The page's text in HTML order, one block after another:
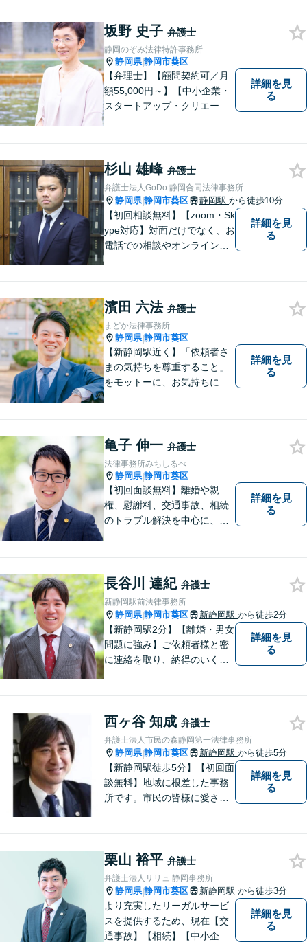
坂野 史子 弁護士
静岡のぞみ法律特許事務所
静岡県|静岡市葵区
【弁理士】【顧問契約可／月
額55,000円～】【中小企業・
スタートアップ・クリエータ
標、著作権、不正競争防止法
の専門知識・経験豊富」「リ
ーガルフォースの高精度契約
書チェック」
詳細を見
る
杉山 雄峰 弁護士
弁護士法人GoDo 静岡合同法律事務所
静岡県|静岡市葵区 静岡駅 から徒歩10分
【初回相談無料】【zoom・Sk
ype対応】対面だけでなく、お
電話での相談やオンライン相
だける最善の解決を目指しま
す。【ウェブ予約システムで
迅速な対応】
詳細を見
る
濱田 六法 弁護士
まどか法律事務所
静岡県|静岡市葵区
【新静岡駅近く】「依頼者さ
まの気持ちを尊重すること」
をモットーに、お気持ちに寄
ご相談ください【交通事故】
豊富な経験と実績で早期に解
決
詳細を見
る
亀子 伸一 弁護士
法律事務所みちしるべ
静岡県|静岡市葵区
【初回面談無料】離婚や親
権、慰謝料、交通事故、相続
のトラブル解決を中心に、一
談も、お任せください。【静
岡市の弁護士】
詳細を見
る
長谷川 達紀 弁護士
新静岡駅前法律事務所
静岡県|静岡市葵区 新静岡駅 から徒歩2分
【新静岡駅2分】【離婚・男女
問題に強み】ご依頼者様と密
に連絡を取り、納得のいく解
的に行っております。お困り
でしたら、お気軽にご相談く
ださい！
詳細を見
る
西ヶ谷 知成 弁護士
弁護士法人市民の森静岡第一法律事務所
静岡県|静岡市葵区 新静岡駅 から徒歩5分
【新静岡駅徒歩5分】【初回面
談無料】地域に根差した事務
所です。市民の皆様に愛され
軽にご連絡ください。
詳細を見
る
栗山 裕平 弁護士
弁護士法人サリュ 静岡事務所
静岡県|静岡市葵区 新静岡駅 から徒歩3分
より充実したリーガルサービ
スを提供するため、現在【交
通事故】【相続】【中小企業
詳細を見
る